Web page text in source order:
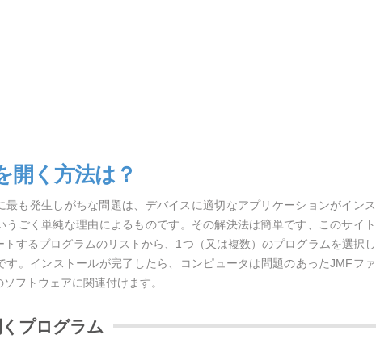
開く方法は？
最も発生しがちな問題は、デバイスに適切なアプリケーションがインス
うごく単純な理由によるものです。その解決法は簡単です、このサイト
するプログラムのリストから、1つ（又は複数）のプログラムを選択し
す。インストールが完了したら、コンピュータは問題のあったJMFファ
フトウェアに関連付けます。
プログラム